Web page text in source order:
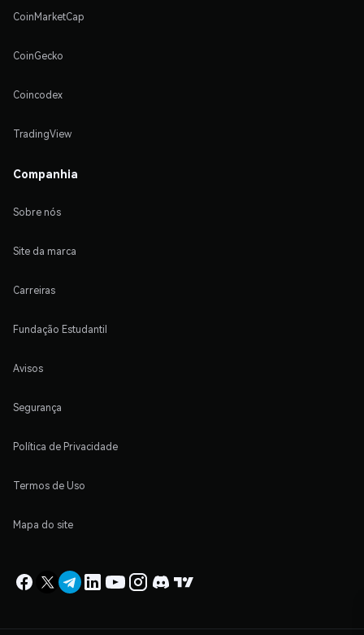
CoinMarketCap
CoinGecko
Coincodex
TradingView
Companhia
Sobre nós
Site da marca
Carreiras
Fundação Estudantil
Avisos
Segurança
Política de Privacidade
Termos de Uso
Mapa do site